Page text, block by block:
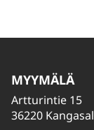
MYYMÄLÄ
Artturintie 15
36220